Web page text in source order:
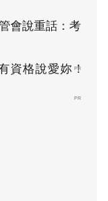
會說重話：考
資格說愛妳！
PR
PR